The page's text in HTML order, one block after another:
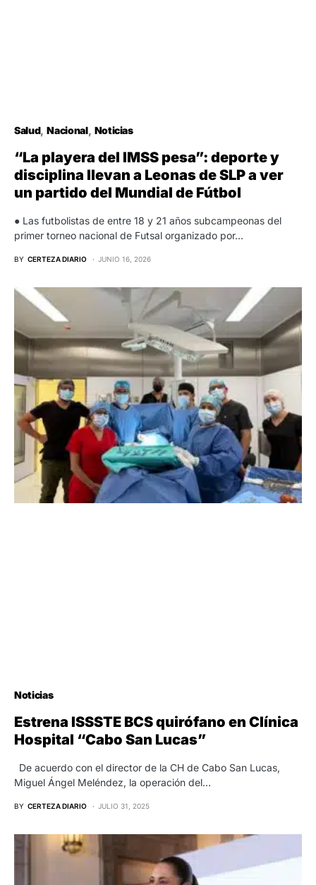
Salud Nacional Noticias
“La playera del IMSS pesa”: deporte y
disciplina llevan a Leonas de SLP a ver
un partido del Mundial de Fútbol
● Las futbolistas de entre 18 y 21 años subcampeonas del
primer torneo nacional de Futsal organizado por…
BY CERTEZA DIARIO JUNIO 16, 2026
Noticias
Estrena ISSSTE BCS quirófano en Clínica
Hospital “Cabo San Lucas”
De acuerdo con el director de la CH de Cabo San Lucas,
Miguel Ángel Meléndez, la operación del…
BY CERTEZA DIARIO JULIO 31, 2025